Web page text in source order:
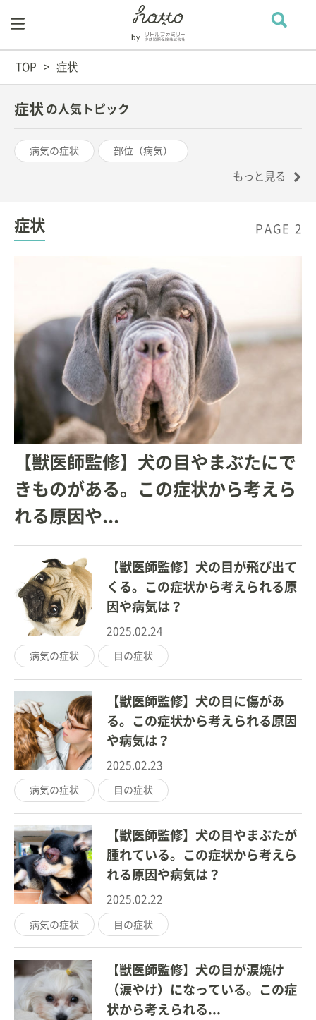
TOP 症状
症状 の人気トピック
病気の症状 部位（病気）
もっと見る
症状 PAGE 2
【獣医師監修】犬の目やまぶたにで
きものがある。この症状から考えら
れる原因や...
【獣医師監修】犬の目が飛び出て
くる。この症状から考えられる原
因や病気は？
2025.02.24
病気の症状 目の症状
【獣医師監修】犬の目に傷があ
る。この症状から考えられる原因
や病気は？
2025.02.23
病気の症状 目の症状
【獣医師監修】犬の目やまぶたが
腫れている。この症状から考えら
れる原因や病気は？
2025.02.22
病気の症状 目の症状
【獣医師監修】犬の目が涙焼け
（涙やけ）になっている。この症
状から考えられる...